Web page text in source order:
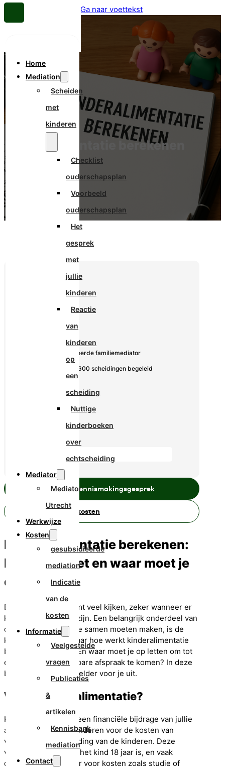
Ga naar voettekst
Home
Mediation
Scheiden
met
kinderen
Checklist
ouderschapsplan
Voorbeeld
ouderschapsplan
Het
gesprek
met
jullie
kinderen
Reactie
van
kinderen
op
een
scheiding
Nuttige
kinderboeken
over
echtscheiding
Mediator
Mediator
Utrecht
Werkwijze
Kosten
gesubsidieerde
mediation
Indicatie
van de
kosten
Informatie
Veelgestelde
vragen
Publicaties
&
artikelen
Kennisbank
mediation
Contact
Kinderalimentatie berekenen
✓ Gecertificeerde familiemediator
✓ Meer dan 600 scheidingen begeleid
Plan een gratis kennismakingsgesprek
Bereken hier de kosten
Kinderalimentatie berekenen:
hoe werkt het en waar moet je
op letten?
Bij een scheiding komt veel kijken, zeker wanneer er
kinderen in het spel zijn. Een belangrijk onderdeel van
de afspraken die jullie samen moeten maken, is de
kinderalimentatie. Maar hoe werkt kinderalimentatie
berekenen precies? En waar moet je op letten om tot
een eerlijke en werkbare afspraak te komen? In deze
blog leggen we het helder voor je uit.
Wat is kinderalimentatie?
Kinderalimentatie is een financiële bijdrage van jullie
als ouders voor de kinderen voor de kosten van
verzorging en opvoeding van de kinderen. Deze
verplichting geldt tot het kind 18 jaar is, en vaak
doorlopend tot 21 jaar voor kosten zoals studie of